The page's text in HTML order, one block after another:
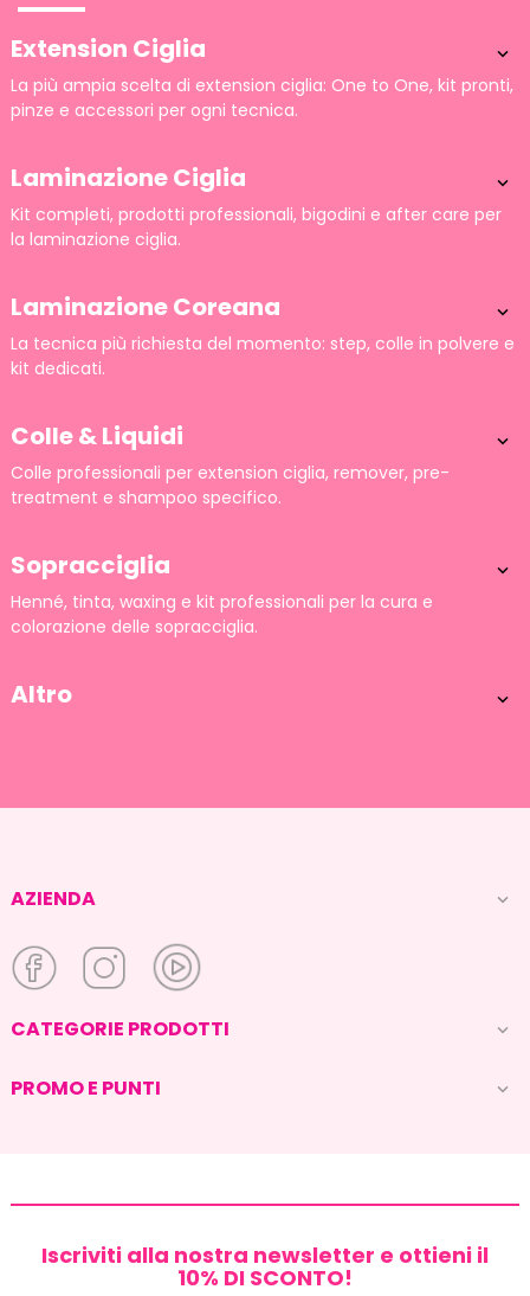
Extension Ciglia 
La più ampia scelta di extension ciglia: One to One, kit pronti,
pinze e accessori per ogni tecnica.
Laminazione Ciglia 
Kit completi, prodotti professionali, bigodini e after care per
la laminazione ciglia.
Laminazione Coreana 
La tecnica più richiesta del momento: step, colle in polvere e
kit dedicati.
Colle & Liquidi 
Colle professionali per extension ciglia, remover, pre-
treatment e shampoo specifico.
Sopracciglia 
Henné, tinta, waxing e kit professionali per la cura e
colorazione delle sopracciglia.
Altro 
AZIENDA 
CATEGORIE PRODOTTI 
PROMO E PUNTI 
Iscriviti alla nostra newsletter e ottieni il
10% DI SCONTO!